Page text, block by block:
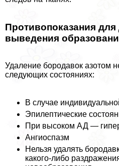
Противопоказания
выведения
Удаление бородавок азотом
следующих состояниях:
В случае
Эпилептические
При высоком АД —
Ангиоспазм
Нельзя удалять
какого-либо